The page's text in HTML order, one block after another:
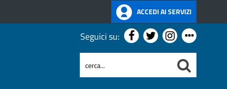
ACCEDI AI SERVIZI
Seguici su: